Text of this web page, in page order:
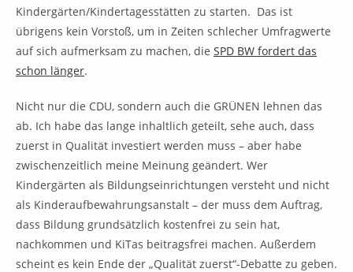
Kindergärten/Kindertagesstätten zu starten. Das ist
übrigens kein Vorstoß, um in Zeiten schlecher Umfragwerte
auf sich aufmerksam zu machen, die SPD BW fordert das
schon länger.
Nicht nur die CDU, sondern auch die GRÜNEN lehnen das
ab. Ich habe das lange inhaltlich geteilt, sehe auch, dass
zuerst in Qualität investiert werden muss – aber habe
zwischenzeitlich meine Meinung geändert. Wer
Kindergärten als Bildungseinrichtungen versteht und nicht
als Kinderaufbewahrungsanstalt – der muss dem Auftrag,
dass Bildung grundsätzlich kostenfrei zu sein hat,
nachkommen und KiTas beitragsfrei machen. Außerdem
scheint es kein Ende der „Qualität zuerst“-Debatte zu geben.